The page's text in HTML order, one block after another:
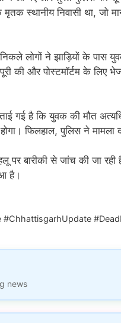
मृतक स्थानीय निवासी था,
निकले लोगों ने झाड़ियों के
की और पोस्टमॉर्टम के लिए
गई है कि युवक की मौत
होगा। फिलहाल, पुलिस ने
पर बारीकी से जांच की जा
है।
#ChhattisgarhUpdate
news